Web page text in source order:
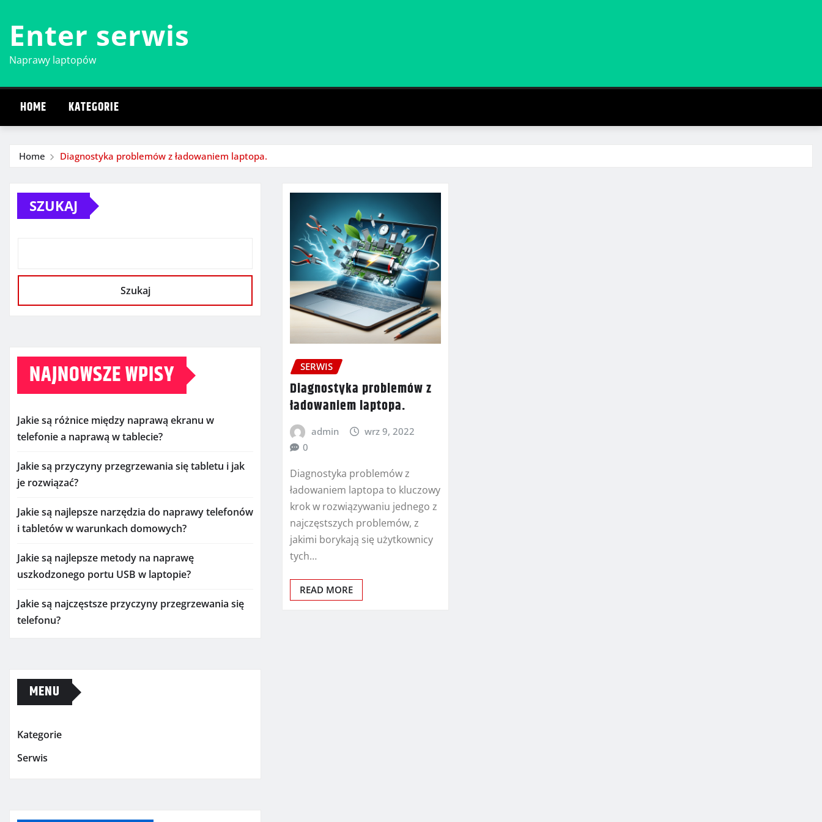
content
Enter serwis
Naprawy laptopów
HOME KATEGORIE
Home Diagnostyka problemów z ładowaniem laptopa.
SZUKAJ
Szukaj
NAJNOWSZE WPISY
Jakie są różnice między naprawą ekranu w
telefonie a naprawą w tablecie?
Jakie są przyczyny przegrzewania się tabletu i jak
je rozwiązać?
Jakie są najlepsze narzędzia do naprawy telefonów
i tabletów w warunkach domowych?
Jakie są najlepsze metody na naprawę
uszkodzonego portu USB w laptopie?
Jakie są najczęstsze przyczyny przegrzewania się
telefonu?
MENU
Kategorie
Serwis
SERWIS
Diagnostyka problemów z
ładowaniem laptopa.
admin
wrz 9, 2022
0
Diagnostyka problemów z
ładowaniem laptopa to kluczowy
krok w rozwiązywaniu jednego z
najczęstszych problemów, z
jakimi borykają się użytkownicy
tych…
READ MORE